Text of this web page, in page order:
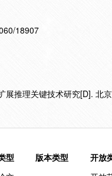
18907
展推理关键技术研究[D]. 北
型 版本类型 开放